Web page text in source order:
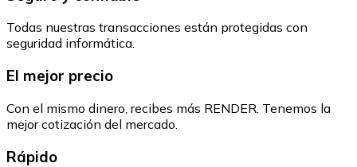
Todas nuestras transacciones están protegidas con
seguridad informática.
El mejor precio
Con el mismo dinero, recibes más RENDER. Tenemos la
mejor cotización del mercado.
Rápido